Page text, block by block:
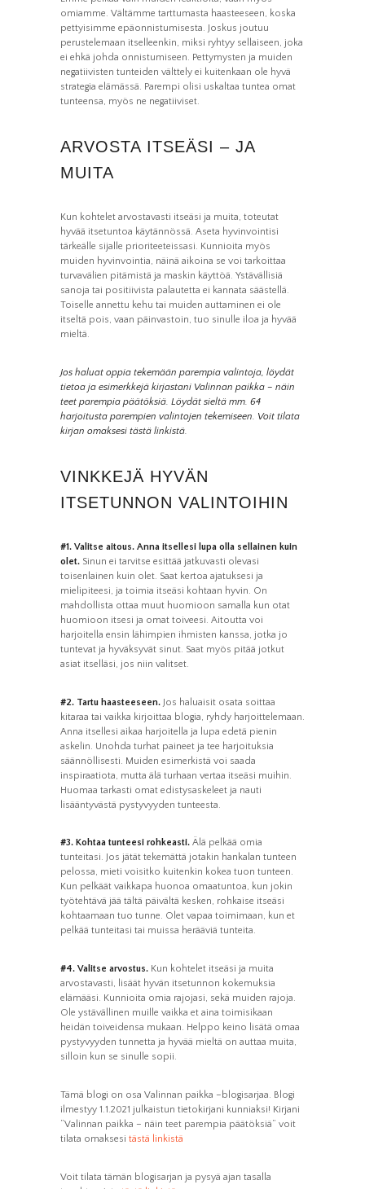
omiamme. Vältämme tarttumasta haasteeseen, koska
pettyisimme epäonnistumisesta. Joskus joutuu
perustelemaan itselleenkin, miksi ryhtyy sellaiseen, joka
ei ehkä johda onnistumiseen. Pettymysten ja muiden
negatiivisten tunteiden välttely ei kuitenkaan ole hyvä
strategia elämässä. Parempi olisi uskaltaa tuntea omat
tunteensa, myös ne negatiiviset.
ARVOSTA ITSEÄSI – JA
MUITA
Kun kohtelet arvostavasti itseäsi ja muita, toteutat
hyvää itsetuntoa käytännössä. Aseta hyvinvointisi
tärkeälle sijalle prioriteeteissasi. Kunnioita myös
muiden hyvinvointia, näinä aikoina se voi tarkoittaa
turvavälien pitämistä ja maskin käyttöä. Ystävällisiä
sanoja tai positiivista palautetta ei kannata säästellä.
Toiselle annettu kehu tai muiden auttaminen ei ole
itseltä pois, vaan päinvastoin, tuo sinulle iloa ja hyvää
mieltä.
Jos haluat oppia tekemään parempia valintoja, löydät
tietoa ja esimerkkejä kirjastani Valinnan paikka – näin
teet parempia päätöksiä. Löydät sieltä mm. 64
harjoitusta parempien valintojen tekemiseen. Voit tilata
kirjan omaksesi tästä linkistä.
VINKKEJÄ HYVÄN
ITSETUNNON VALINTOIHIN
#1. Valitse aitous. Anna itsellesi lupa olla sellainen kuin
olet. Sinun ei tarvitse esittää jatkuvasti olevasi
toisenlainen kuin olet. Saat kertoa ajatuksesi ja
mielipiteesi, ja toimia itseäsi kohtaan hyvin. On
mahdollista ottaa muut huomioon samalla kun otat
huomioon itsesi ja omat toiveesi. Aitoutta voi
harjoitella ensin lähimpien ihmisten kanssa, jotka jo
tuntevat ja hyväksyvät sinut. Saat myös pitää jotkut
asiat itselläsi, jos niin valitset.
#2. Tartu haasteeseen. Jos haluaisit osata soittaa
kitaraa tai vaikka kirjoittaa blogia, ryhdy harjoittelemaan.
Anna itsellesi aikaa harjoitella ja lupa edetä pienin
askelin. Unohda turhat paineet ja tee harjoituksia
säännöllisesti. Muiden esimerkistä voi saada
inspiraatiota, mutta älä turhaan vertaa itseäsi muihin.
Huomaa tarkasti omat edistysaskeleet ja nauti
lisääntyvästä pystyvyyden tunteesta.
#3. Kohtaa tunteesi rohkeasti. Älä pelkää omia
tunteitasi. Jos jätät tekemättä jotakin hankalan tunteen
pelossa, mieti voisitko kuitenkin kokea tuon tunteen.
Kun pelkäät vaikkapa huonoa omaatuntoa, kun jokin
työtehtävä jää tältä päivältä kesken, rohkaise itseäsi
kohtaamaan tuo tunne. Olet vapaa toimimaan, kun et
pelkää tunteitasi tai muissa herääviä tunteita.
#4. Valitse arvostus. Kun kohtelet itseäsi ja muita
arvostavasti, lisäät hyvän itsetunnon kokemuksia
elämääsi. Kunnioita omia rajojasi, sekä muiden rajoja.
Ole ystävällinen muille vaikka et aina toimisikaan
heidän toiveidensa mukaan. Helppo keino lisätä omaa
pystyvyyden tunnetta ja hyvää mieltä on auttaa muita,
silloin kun se sinulle sopii.
Tämä blogi on osa Valinnan paikka –blogisarjaa. Blogi
ilmestyy 1.1.2021 julkaistun tietokirjani kunniaksi! Kirjani
”Valinnan paikka – näin teet parempia päätöksiä” voit
tilata omaksesi tästä linkistä
Voit tilata tämän blogisarjan ja pysyä ajan tasalla
Tilastot
Voidaksemme
toiminnallisuutta
ja rakennetta
sen perusteella
kuinka sitä
käytetään.
Kokemus
näitä evästeitä, osa
toiminnallisuudesta
ei tule olemaan
käytettävissäsi
sivustolla.
Markkinointi
Jos jaat huomiosi
ja toimesi
räätälöityjä
sisältöjä ja